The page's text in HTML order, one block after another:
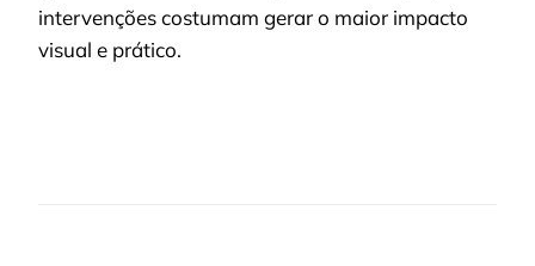
intervenções costumam gerar o maior impacto
visual e prático.